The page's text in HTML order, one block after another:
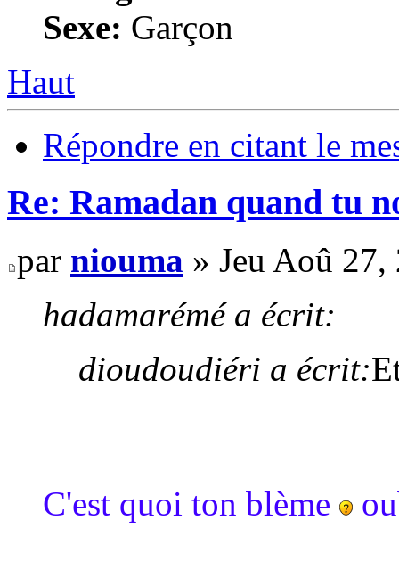
Sexe: Garçon
Haut
Répondre en citant le
Re: Ramadan quand tu
par niouma » Jeu Aoû
hadamarémé a écrit:
dioudoudiéri a écrit:
C'est quoi ton blème